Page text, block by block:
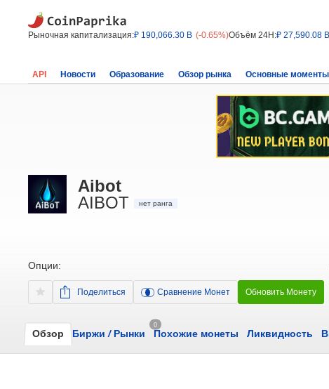
Рыночная капитализация:₽ 190,066.30 B (-0.65%)Объём 24H:₽ 27,590.08 B
API Новости Образование Обзор рынка Основные моменты
Aibot
AIBOT
нет ранга
Опции:
Поделиться Сравнение Монет Обновить Монету
Обзор Биржи /Рынки
0
Похожие монеты Ликвидность